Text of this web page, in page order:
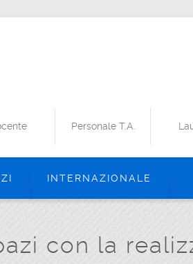
Personale T.A.
INTERNAZIONALE
con la